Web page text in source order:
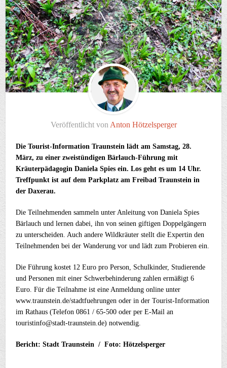
Veröffentlicht von Anton Hötzelsperger
Die Tourist-Information Traunstein lädt am Samstag, 28.
März, zu einer zweistündigen Bärlauch-Führung mit
Kräuterpädagogin Daniela Spies ein. Los geht es um 14 Uhr.
Treffpunkt ist auf dem Parkplatz am Freibad Traunstein in
der Daxerau.
Die Teilnehmenden sammeln unter Anleitung von Daniela Spies
Bärlauch und lernen dabei, ihn von seinen giftigen Doppelgängern
zu unterscheiden. Auch andere Wildkräuter stellt die Expertin den
Teilnehmenden bei der Wanderung vor und lädt zum Probieren ein.
Die Führung kostet 12 Euro pro Person, Schulkinder, Studierende
und Personen mit einer Schwerbehinderung zahlen ermäßigt 6
Euro. Für die Teilnahme ist eine Anmeldung online unter
www.traunstein.de/stadtfuehrungen oder in der Tourist-Information
im Rathaus (Telefon 0861 / 65-500 oder per E-Mail an
touristinfo@stadt-traunstein.de) notwendig.
Bericht: Stadt Traunstein / Foto: Hötzelsperger